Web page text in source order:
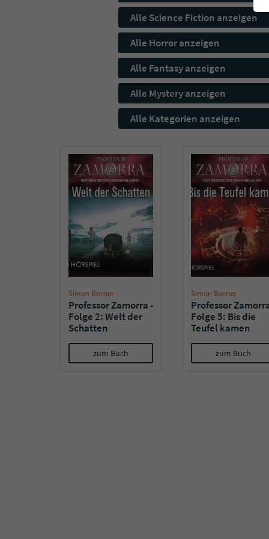
Alle Science Fiction anzeigen
Alle Horror anzeigen
Alle Fantasy anzeigen
Alle Mystery anzeigen
Alle Kategorien anzeigen
Simon Borner
Professor Zamorra -
Folge 2: Welt der
Schatten
zum Buch
Simon Borner
Professor
Folge 5: Bis die
Teufel kamen
zum Buch